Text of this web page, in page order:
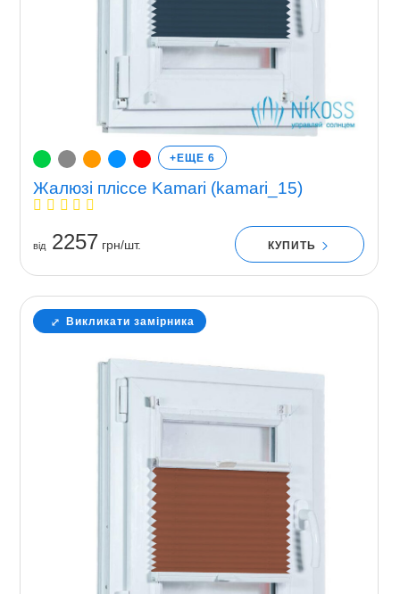
+ЕЩЕ 6
Жалюзі пліссе Kamari (kamari_15)
вiд2257 грн/шт. КУПИТЬ
Викликати замірника